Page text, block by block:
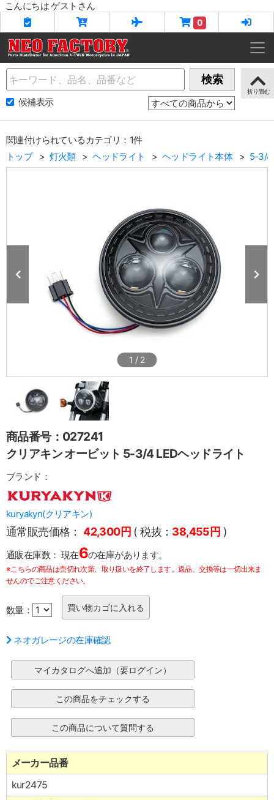
こんにちは ゲストさん
0
Name 検索
候補表示
関連付けられているカテゴリ：1件
トップ
灯火類 ヘッドライト ヘッドライト本体 5-3/
1 / 2
商品番号：027241
クリアキン オービット 5-3/4 LEDヘッドライト
ブランド：
kuryakyn(クリアキン)
通常販売価格： 42,300円 ( 税抜： 38,455円 )
通販在庫数： 現在6の在庫があります。
※こちらの商品は売切れ次第、取り扱いを終了します。返品、交換等は一切出来ま
せんのでご注意ください。
数量：
ネオガレージの在庫確認
メーカー品番
kur2475